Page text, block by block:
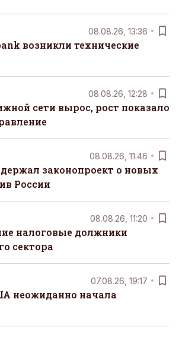
08.08.26, 13:36
возникли технические
08.08.26, 12:28
сети вырос, рост показало
08.08.26, 11:46
законопроект о новых
России
08.08.26, 11:20
налоговые должники
сектора
07.08.26, 19:17
неожиданно начала